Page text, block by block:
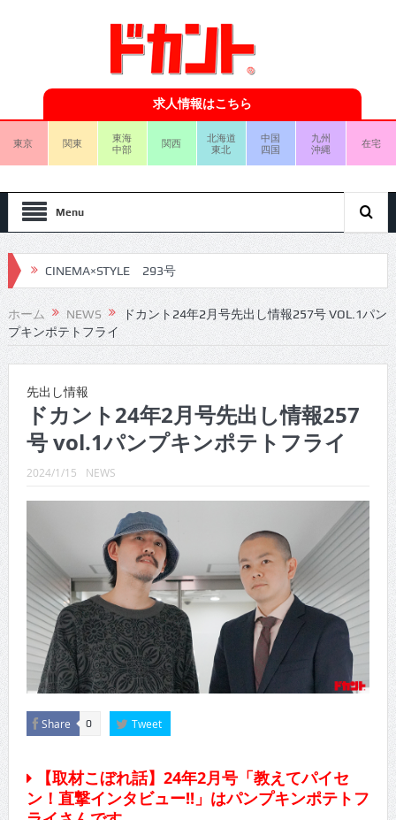
求人情報はこちら
東京 関東
東海
中部
関西
北海道
東北
中国
四国
九州
沖縄
在宅
Menu
CINEMA×STYLE 293号
CINEMA×STYLE 292号
CINEMA×STYLE 291号
CINEMA×STYLE 289号
CINEMA×STYLE 288号
CINEMA×STYLE 287号
CINEMA×STYLE 285号
CINEMA×STYLE 294号
ホーム NEWS
ドカント24年2月号先出し情報257号 VOL.1パン
プキンポテトフライ
先出し情報
ドカント24年2月号先出し情報257
号 vol.1パンプキンポテトフライ
2024/1/15 NEWS
Share 0 Tweet
【取材こぼれ話】24年2月号「教えてパイセ
ン！直撃インタビュー!!」はパンプキンポテトフ